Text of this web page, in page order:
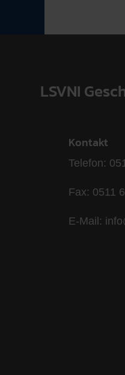
LSVNI
Kontakt
Telefon:
Fax: 0511
E-Mail: